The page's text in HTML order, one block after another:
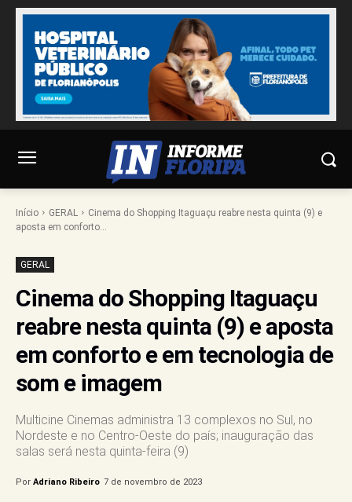
Início GERAL
Cinema do Shopping Itaguaçu reabre nesta quinta (9) e
aposta em conforto...
GERAL
Cinema do Shopping Itaguaçu
reabre nesta quinta (9) e aposta
em conforto e em tecnologia de
som e imagem
Multicine Cinemas administra 13 complexos no Sul, no
Nordeste e no Centro-Oeste do país; inauguração das
salas será nesta quinta-feira (9)
Por Adriano Ribeiro 7 de novembro de 2023